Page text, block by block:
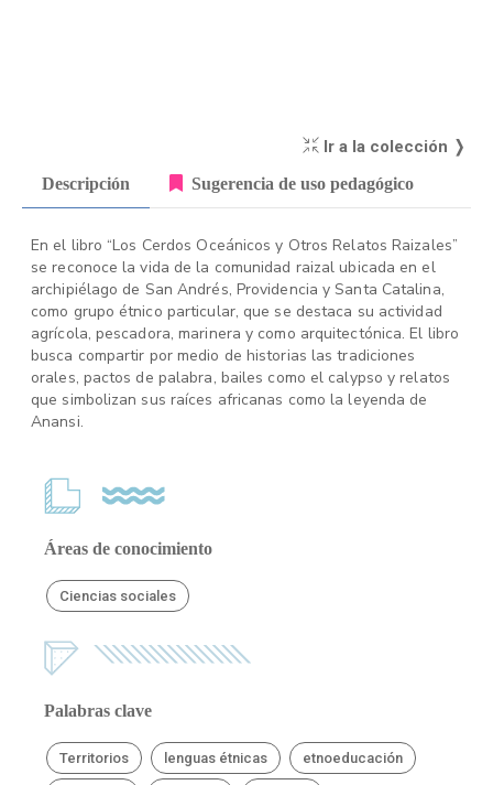
Ir a la colección ❭
Descripción Sugerencia de uso pedagógico
En el libro “Los Cerdos Oceánicos y Otros Relatos Raizales”
se reconoce la vida de la comunidad raizal ubicada en el
archipiélago de San Andrés, Providencia y Santa Catalina,
como grupo étnico particular, que se destaca su actividad
agrícola, pescadora, marinera y como arquitectónica. El libro
busca compartir por medio de historias las tradiciones
orales, pactos de palabra, bailes como el calypso y relatos
que simbolizan sus raíces africanas como la leyenda de
Anansi.
Áreas de conocimiento
Ciencias sociales
Palabras clave
Territorios lenguas étnicas etnoeducación